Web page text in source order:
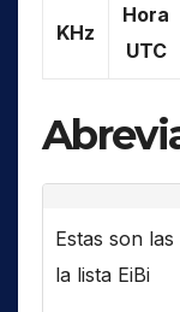
KHz
Hora
UTC
Estas son
la lista EiBi